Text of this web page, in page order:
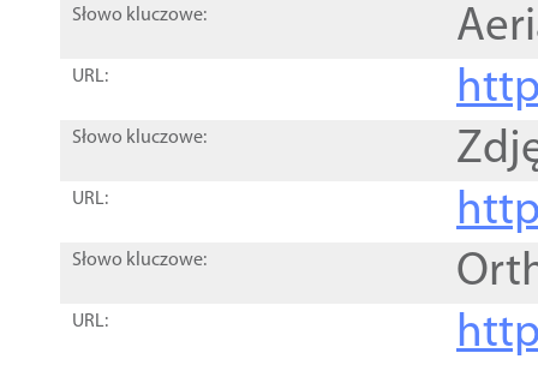
Słowo kluczowe:
URL:
Słowo kluczowe:
URL:
Słowo kluczowe:
URL: